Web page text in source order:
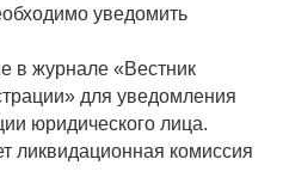
уведомить
в журнале «Вестник
для уведомления
юридического лица.
ликвидационная комиссия